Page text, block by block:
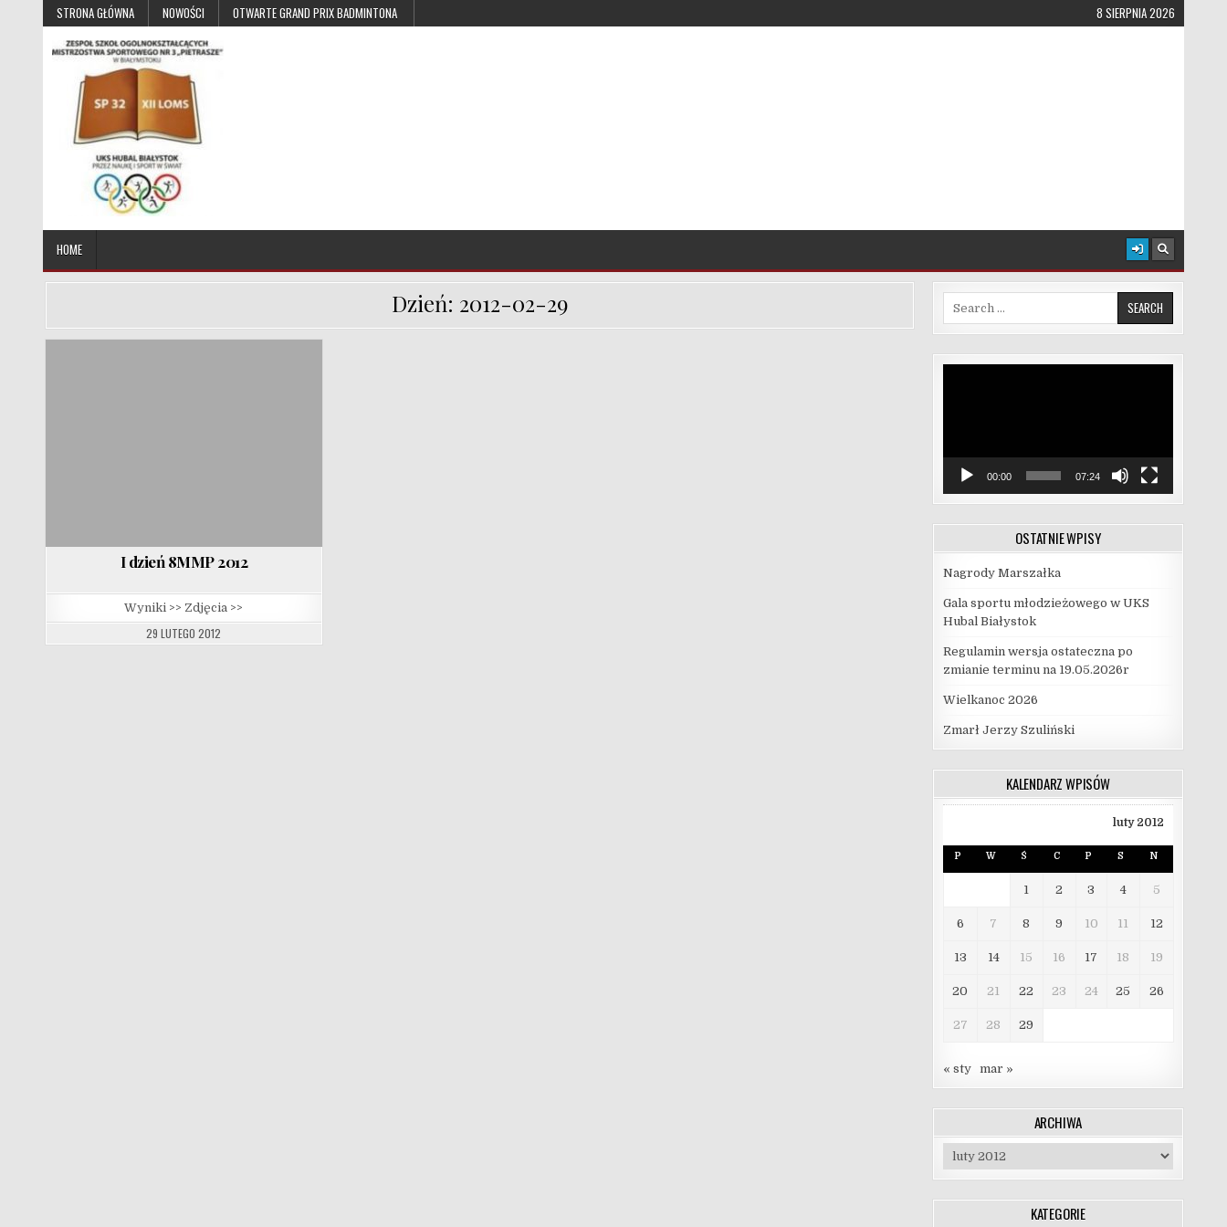
Skip to contentSTRONA GŁÓWNA NOWOŚCI OTWARTE GRAND PRIX BADMINTONA 8 SIERPNIA 2026
UKS Hubal Białystok
HOME
Dzień: 2012-02-29
I dzień 8MMP 2012
Wyniki >> Zdjęcia >>
29 LUTEGO 2012
Search for:
00:00 07:24
OSTATNIE WPISY
Nagrody Marszałka
Gala sportu młodzieżowego w UKS
Hubal Białystok
Regulamin wersja ostateczna po
zmianie terminu na 19.05.2026r
Wielkanoc 2026
Zmarł Jerzy Szuliński
KALENDARZ WPISÓW
luty 2012
P W Ś C P S N
1 2 3 4 5
6 7 8 9 10 11 12
13 14 15 16 17 18 19
20 21 22 23 24 25 26
27 28 29
« sty mar »
ARCHIWA
Archiwa
KATEGORIE